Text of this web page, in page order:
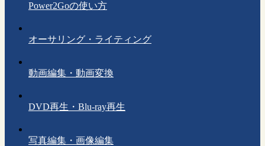
Power2Goの使い方
オーサリング・ライティング
動画編集・動画変換
DVD再生・Blu-ray再生
写真編集・画像編集